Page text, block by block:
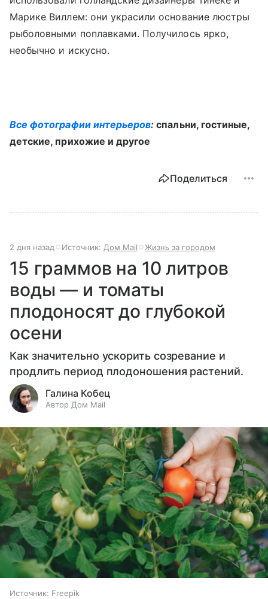
Марике Виллем: они украсили основание люстры
рыболовными поплавками. Получилось ярко,
необычно и искусно.
Все фотографии интерьеров:спальни, гостиные,
детские, прихожие и другое
Поделиться
2 дня назад Источник: Дом Mail Жизнь за городом
15 граммов на 10 литров
воды — и томаты
плодоносят до глубокой
осени
Как значительно ускорить созревание и
продлить период плодоношения растений.
Галина Кобец
Автор Дом Mail
Источник: Freepik